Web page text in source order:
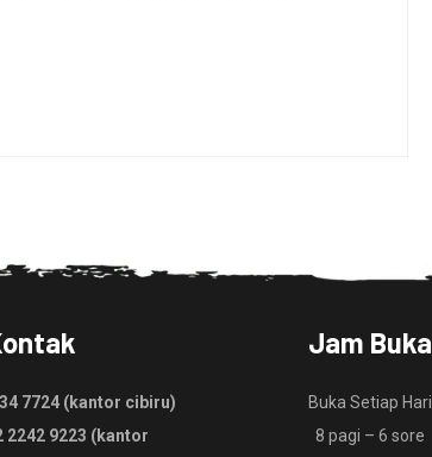
7724 (kantor cibiru)
2242 9223 (kantor
Jam Buka
Buka Setiap Hari
8 pagi – 6 sore